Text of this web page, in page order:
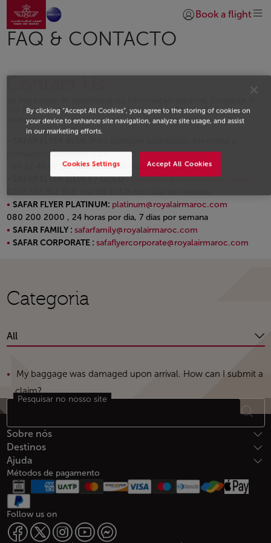
Skip to Main Content
Ir para a página inicial
Iniciar sessão |
Book a flight
FAQ & CONTACTO
seu Representante de Serviço de Apoio ao Cliente Safar Flyer
dedicado.
formulário disponívelaquí.
05 22 48 97 02, das 8h às 17h nos dias de semana
SAFAR FLYER SILVER / GOLD :silvergold@royalairmaroc.com
SAFAR FLYER PLATINUM: platinum@royalairmaroc.com
080 200 2000 , 24 horas por dia, 7 dias por semana
SAFAR FAMILY : safarfamily@royalairmaroc.com
SAFAR CORPORATE : safaflyercorporate@royalairmaroc.com
Categoria
All
My baggage was damaged upon arrival. How can I submit a
claim?
Rodapé Mapa do sítio
Pesquisar no nosso site
Sobre nós
Destinos
Ajuda
Métodos de pagamento
Follow us on
By clicking “Accept All Cookies”, you agree to the storing of cookies on
your device to enhance site navigation, analyze site usage, and assist
in our marketing efforts.
Accept All Cookies
Cookies Settings